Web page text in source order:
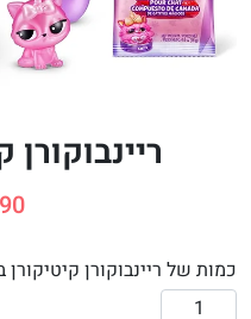
ריינבוקורן
כמות של ריינבוקורן קיטיקורן